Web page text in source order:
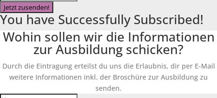
Jetzt zusenden!
You have Successfully Subscribed!
Wohin sollen wir die Informationen
zur Ausbildung schicken?
Durch die Eintragung erteilst du uns die Erlaubnis, dir per E-Mail
weitere Informationen inkl. der Broschüre zur Ausbildung zu
senden.